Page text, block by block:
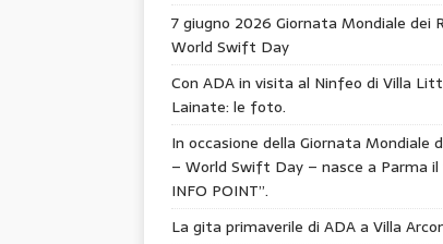
7 giugno 2026 Giornata Mondiale dei
World Swift Day
Con ADA in visita al Ninfeo di Villa
Lainate: le foto.
In occasione della Giornata Mondiale
– World Swift Day – nasce a Parma il
INFO POINT”.
La gita primaverile di ADA a Villa